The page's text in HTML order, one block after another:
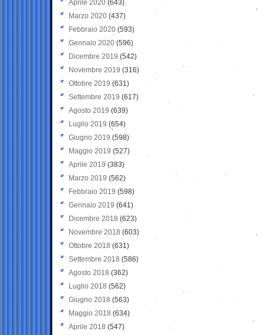
Aprile 2020 (643)
Marzo 2020 (437)
Febbraio 2020 (593)
Gennaio 2020 (596)
Dicembre 2019 (542)
Novembre 2019 (316)
Ottobre 2019 (631)
Settembre 2019 (617)
Agosto 2019 (639)
Luglio 2019 (654)
Giugno 2019 (598)
Maggio 2019 (527)
Aprile 2019 (383)
Marzo 2019 (562)
Febbraio 2019 (598)
Gennaio 2019 (641)
Dicembre 2018 (623)
Novembre 2018 (603)
Ottobre 2018 (631)
Settembre 2018 (586)
Agosto 2018 (362)
Luglio 2018 (562)
Giugno 2018 (563)
Maggio 2018 (634)
Aprile 2018 (547)